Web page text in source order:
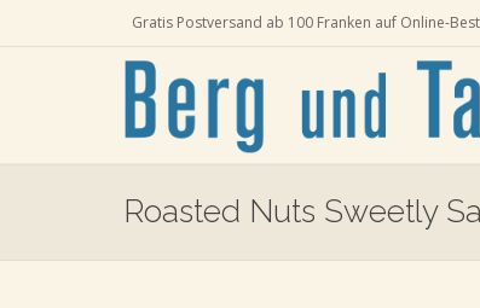
Gratis Postversand ab 100 Franken auf Online-
Roasted Nuts Sweetly